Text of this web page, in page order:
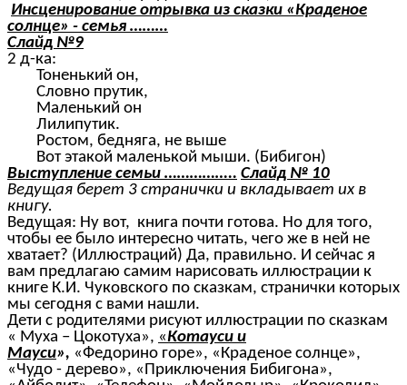
Инсценирование отрывка из сказки «Краденое
солнце» - семья ………
Слайд №9
2 д-ка:
Тоненький он,
Словно прутик,
Маленький он
Лилипутик.
Ростом, бедняга, не выше
Вот этакой маленькой мыши. (Бибигон)
Выступление семьи …………….. Слайд № 10
Ведущая берет 3 странички и вкладывает их в
книгу.
Ведущая: Ну вот, книга почти готова. Но для того,
чтобы ее было интересно читать, чего же в ней не
хватает? (Иллюстраций) Да, правильно. И сейчас я
вам предлагаю самим нарисовать иллюстрации к
книге К.И. Чуковского по сказкам, странички которых
мы сегодня с вами нашли.
Дети с родителями рисуют иллюстрации по сказкам
« Муха – Цокотуха», «Котауси и
Мауси», «Федорино горе», «Краденое солнце»,
«Чудо - дерево», «Приключения Бибигона»,